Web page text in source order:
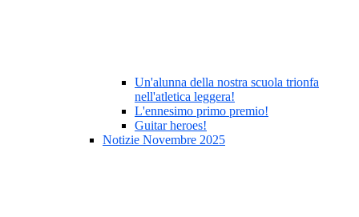
Un'alunna della nostra scuola trionfa
nell'atletica leggera!
L'ennesimo primo premio!
Guitar heroes!
Notizie Novembre 2025